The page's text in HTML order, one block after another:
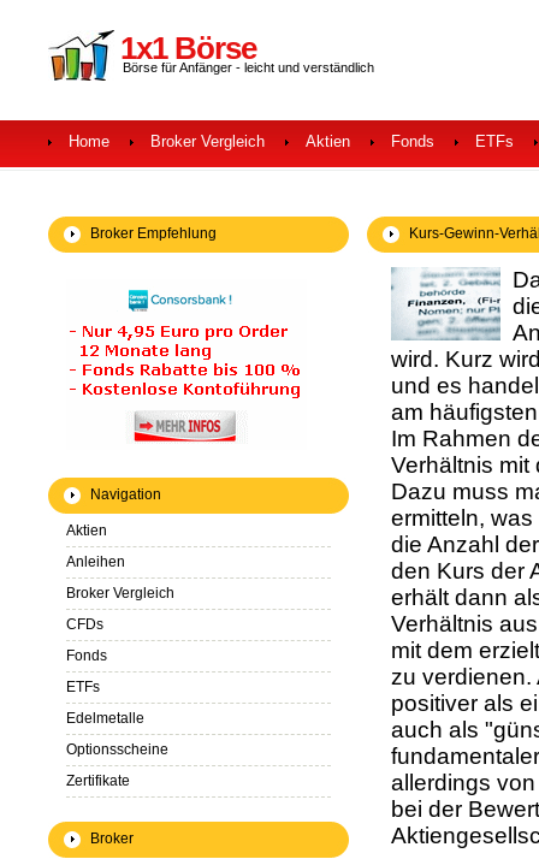
1x1 Börse
Börse für Anfänger - leicht und verständlich
Home Broker Vergleich Aktien Fonds ETFs
Kurs-Gewinn-
wird. Kurz
und es
am
Im Rahmen
Verhältnis mit
Dazu muss
ermitteln,
die Anzahl
den Kurs der
erhält dann
Verhältnis
mit dem
zu verdienen.
positiver als
auch als
allerdings
bei der
Broker Empfehlung
Navigation
Aktien
Anleihen
Broker Vergleich
CFDs
Fonds
ETFs
Edelmetalle
Optionsscheine
Zertifikate
Broker